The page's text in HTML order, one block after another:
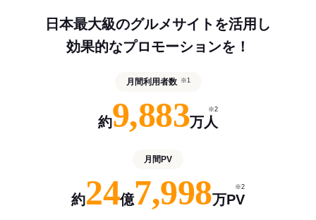
日本最大級のグルメサイトを活用し
効果的なプロモーションを！
月間利用者数 ※1
約9,883万人
※2
月間PV
約24億7,998万PV
※2